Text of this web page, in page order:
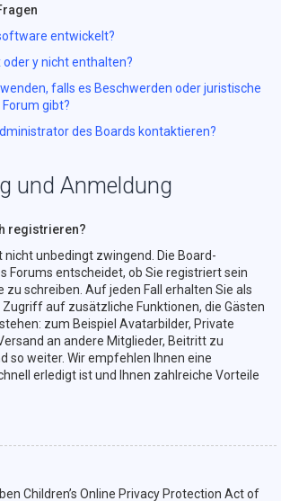
entwickelt?
y nicht enthalten?
falls es Beschwerden oder juristische
gibt?
des Boards kontaktieren?
und Anmeldung
registrieren?
nicht unbedingt zwingend. Die Board-
Forums entscheidet, ob Sie registriert sein
zu schreiben. Auf jeden Fall erhalten Sie als
auf zusätzliche Funktionen, die Gästen
zum Beispiel Avatarbilder, Private
an andere Mitglieder, Beitritt zu
so weiter. Wir empfehlen Ihnen eine
erledigt ist und Ihnen zahlreiche Vorteile
Children’s Online Privacy Protection Act of